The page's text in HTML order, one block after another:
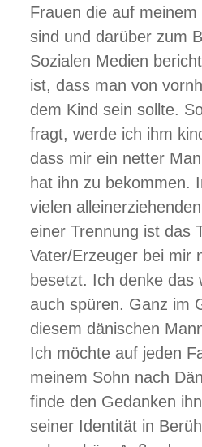
Frauen die auf
sind und darüber zum
Sozialen Medien
ist, dass man von
dem Kind sein sollte.
fragt, werde ich ihm
dass mir ein netter
hat ihn zu bekommen.
vielen
einer Trennung ist das
Vater/Erzeuger bei mir
besetzt. Ich denke das
auch spüren. Ganz im
diesem dänischen
Ich möchte auf jeden
meinem Sohn nach
finde den Gedanken
seiner Identität in